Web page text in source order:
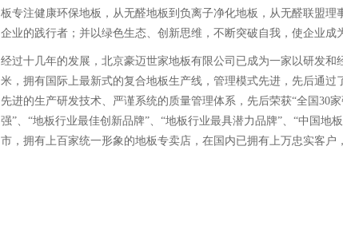
板专注健康环保地板，从无醛地板到负离子净化地板，从无醛联盟
企业的践行者；并以绿色生态、创新思维，不断突破自我，使企业成
经过十几年的发展，北京豪迈世家地板有限公司已成为一家以研发
米，拥有国际上最新式的复合地板生产线，管理模式先进，先后通过
先进的生产研发技术、严谨系统的质量管理体系，先后荣获“全国30
强”、“地板行业最佳创新品牌”、“地板行业最具潜力品牌”、“中国
市，拥有上百家统一形象的地板专卖店，在国内已拥有上万忠实客户